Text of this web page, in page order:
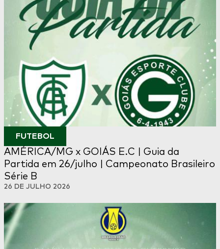
FUTEBOL
AMÉRICA/MG x GOIÁS E.C | Guia da
Partida em 26/julho | Campeonato Brasileiro
Série B
26 DE JULHO 2026